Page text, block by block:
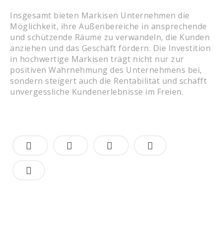
Insgesamt bieten Markisen Unternehmen die
Möglichkeit, ihre Außenbereiche in ansprechende
und schützende Räume zu verwandeln, die Kunden
anziehen und das Geschäft fördern. Die Investition
in hochwertige Markisen trägt nicht nur zur
positiven Wahrnehmung des Unternehmens bei,
sondern steigert auch die Rentabilität und schafft
unvergessliche Kundenerlebnisse im Freien.